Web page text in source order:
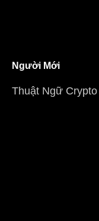
Người Mới
Thuật Ngữ Crypto